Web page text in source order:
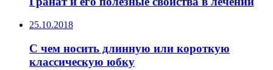
25.10.2018
С чем носить длинную или короткую
классическую юбку